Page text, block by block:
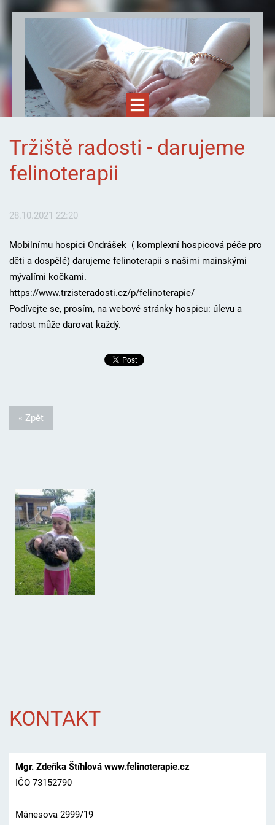
Tržiště radosti - darujeme
felinoterapii
28.10.2021 22:20
Mobilnímu hospici Ondrášek ( komplexní hospicová péče pro
děti a dospělé) darujeme felinoterapii s našimi mainskými
mývalími kočkami.
https://www.trzisteradosti.cz/p/felinoterapie/
Podívejte se, prosím, na webové stránky hospicu: úlevu a
radost může darovat každý.
« Zpět
KONTAKT
Mgr. Zdeňka Štíhlová www.felinoterapie.cz
IČO 73152790
Mánesova 2999/19